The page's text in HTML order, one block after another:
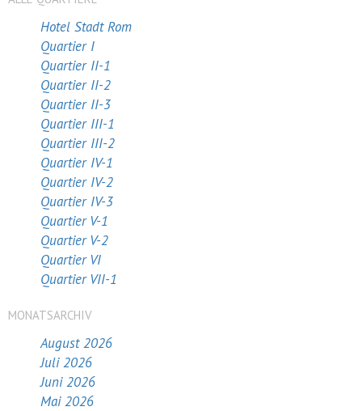
Hotel Stadt Rom
Quartier I
Quartier II-1
Quartier II-2
Quartier II-3
Quartier III-1
Quartier III-2
Quartier IV-1
Quartier IV-2
Quartier IV-3
Quartier V-1
Quartier V-2
Quartier VI
Quartier VII-1
MONATSARCHIV
August 2026
Juli 2026
Juni 2026
Mai 2026